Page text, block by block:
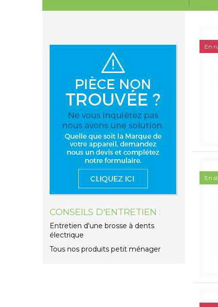
CONSEILS D'ENTRETIEN :
Entretien d'une brosse à dents
électrique
Tous nos produits petit ménager
En
En